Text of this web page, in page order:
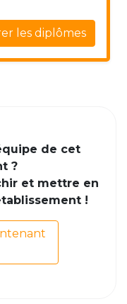
les diplômes
de cet
?
et mettre en
!